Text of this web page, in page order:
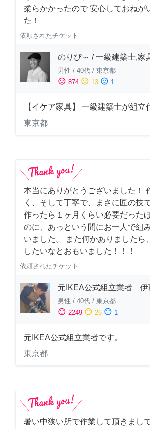
柔らかかったので 安心しておねが
た！
依頼されたチケット
のりぴ～ / 一級建築士,家
男性 / 40代 / 東京都
sentiment_satisfied 874 sentiment_neutral 13 sentiment_dissatisfied 1
【イケア家具】 一級建築士が組立
東京都
本当にありがとうございました！
く、そして丁寧で、まさに匠の技
作ったら１ヶ月くらい必要だった
のに、あっという間にお一人で組
いました。 また何かありましたら
したいなとおもいました！！！
依頼されたチケット
元IKEA公式組立業者 伊
男性 / 40代 / 東京都
sentiment_satisfied 2249 sentiment_neutral 26 sentiment_dissatisfied 1
元IKEA公式組立業者です。
東京都
暑い中狭い所で作業して頂きまし